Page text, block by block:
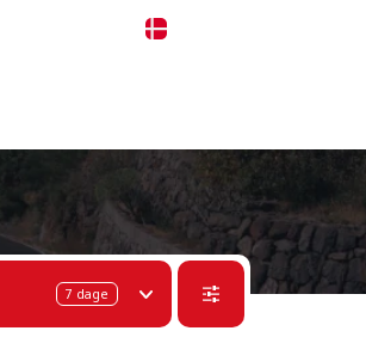
7 dage